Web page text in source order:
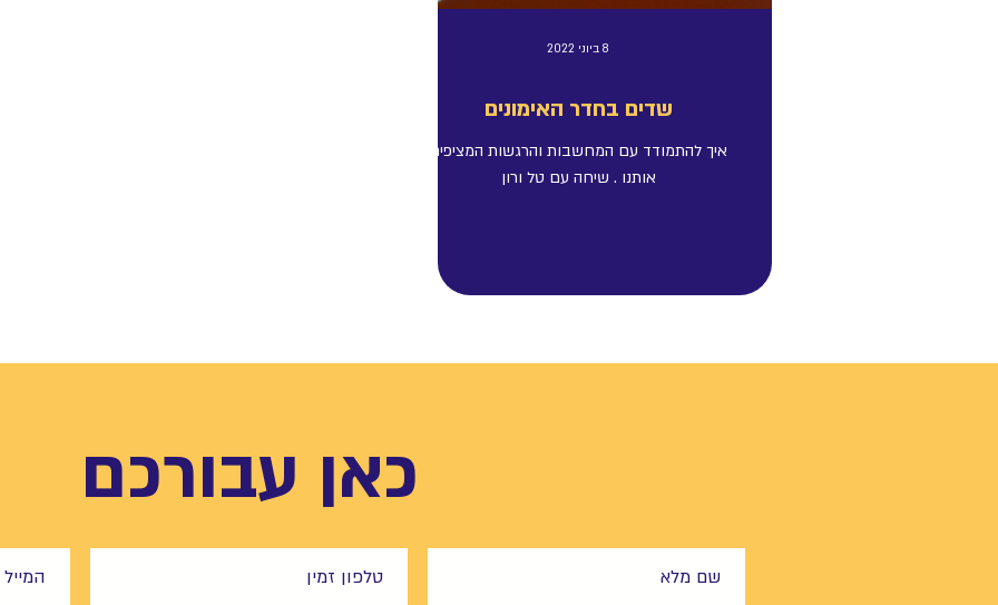
שדים בחדר האימונים
איך להתמודד עם המחשבות והרגשות המציפים
אותנו . שיחה עם טל ורון
8 ביוני 2022
כאן עבורכם